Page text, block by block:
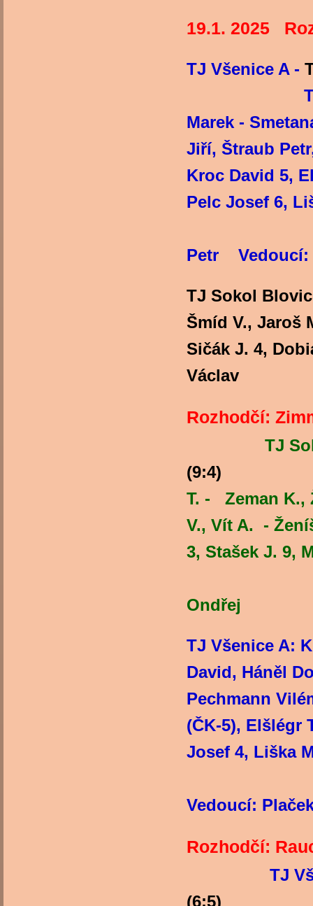
19.1. 2025
TJ Všenice A -
Marek -
Jiří, Štraub
Kroc David 5,
Pelc
Petr Vedoucí:
TJ Sokol
Šmíd V., Jaroš
Sičák J. 4,
Václav
TJ
T. - Zeman K.,
V., Vít A. -
3, Stašek J. 9,
Ondřej
TJ Všenice A:
David, Háněl
Pechmann
(ČK-5), Elšlégr
Josef
Vedoucí:
TJ
(6:5)